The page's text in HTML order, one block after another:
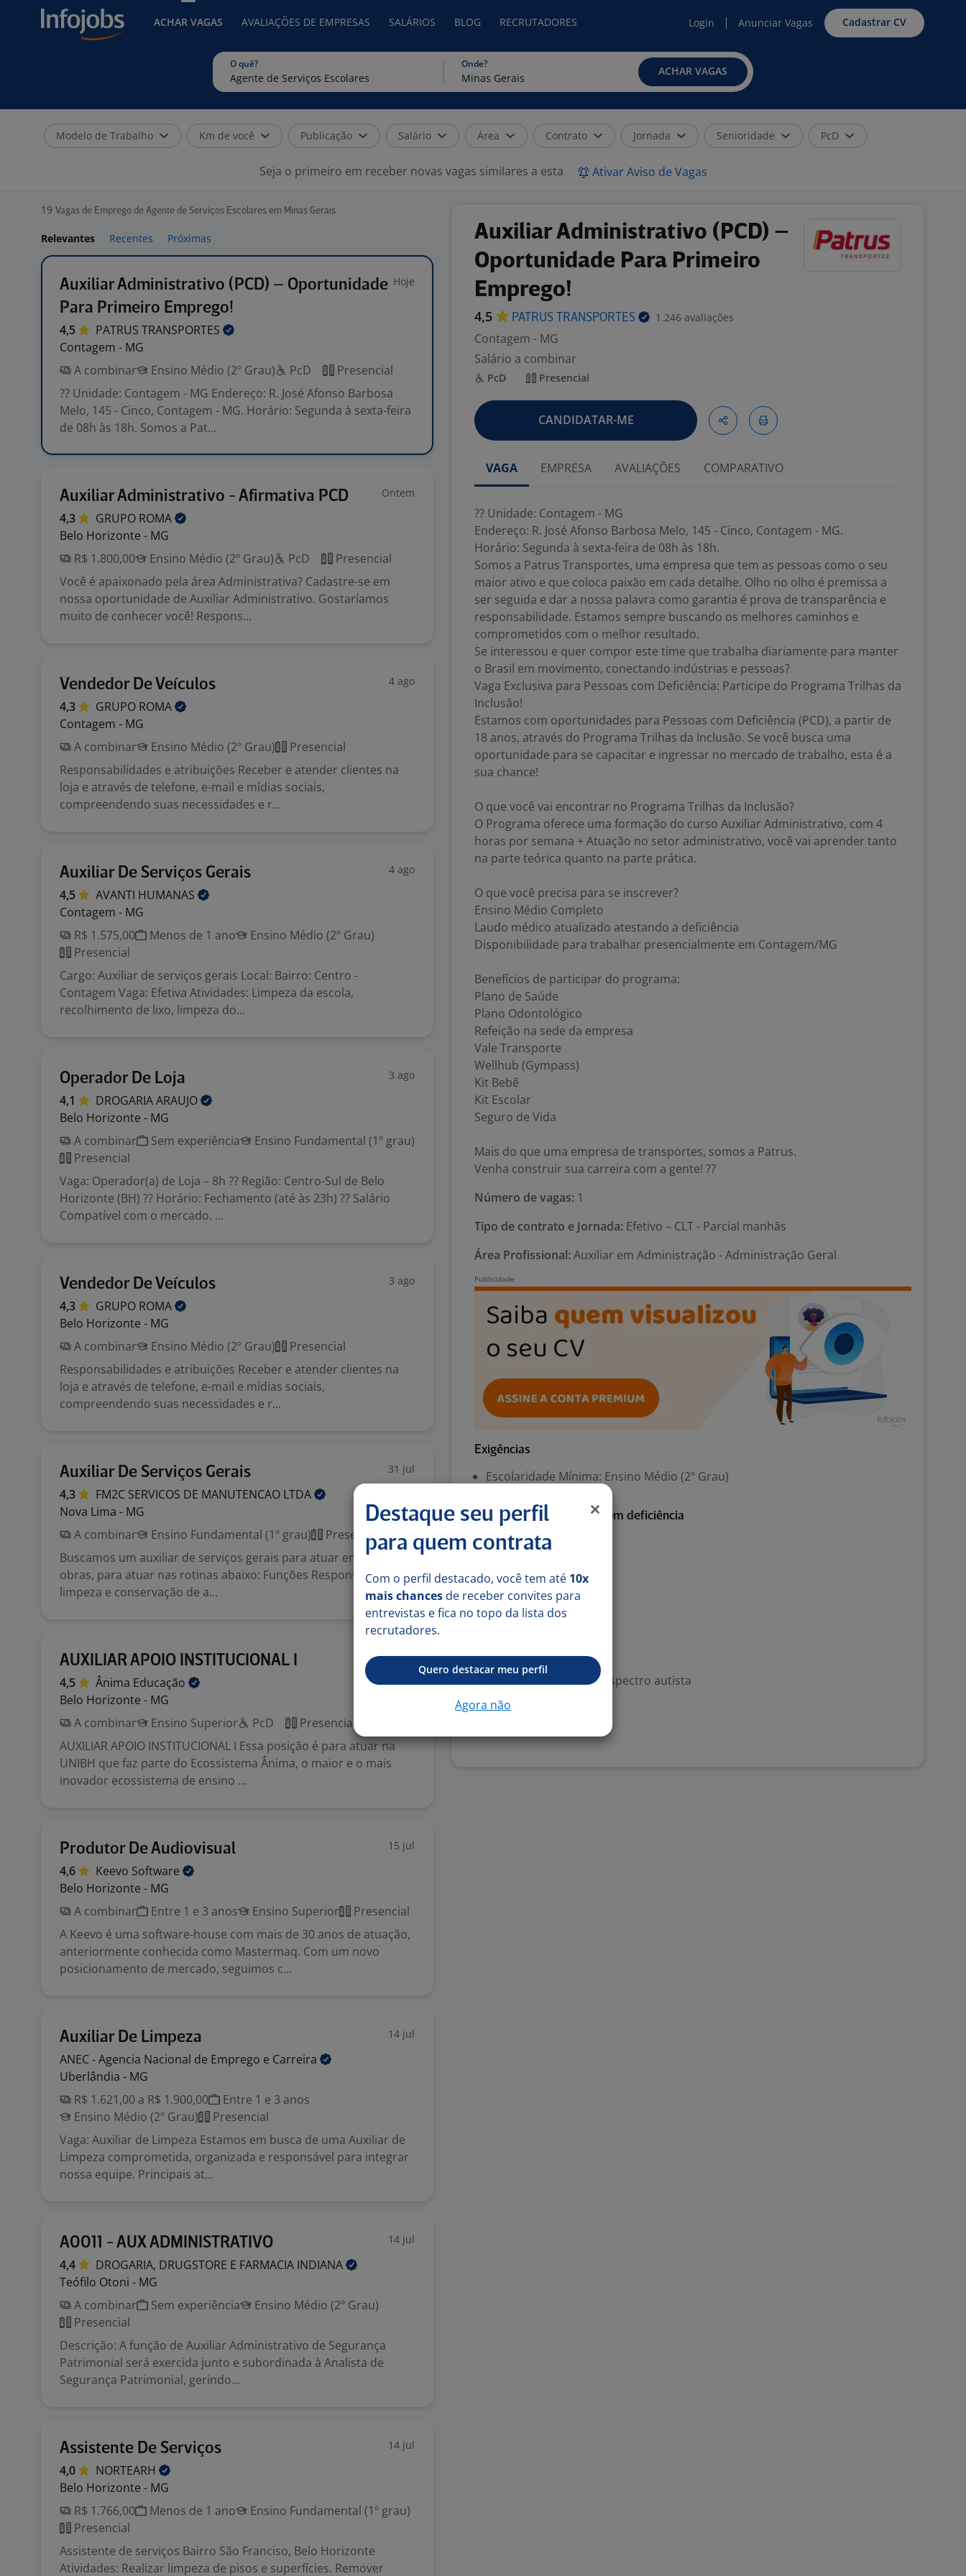
ACHAR VAGAS AVALIAÇÕES DE EMPRESAS SALÁRIOS BLOG RECRUTADORES Login Anunciar Vagas Cadastrar CV
O quê? Onde?
ACHAR VAGAS
Modelo de Trabalho Km de você Publicação Salário Área Contrato Jornada Senioridade PcD
Seja o primeiro em receber novas vagas similares a esta Ativar Aviso de Vagas
19 Vagas de Emprego de Agente de Serviços Escolares em Minas Gerais
Relevantes Recentes Próximas
Auxiliar Administrativo (PCD) – Oportunidade
Para Primeiro Emprego!
Hoje
4,5 PATRUS TRANSPORTES
Contagem - MG
A combinar
Ensino Médio (2º Grau) PcD
Presencial
?? Unidade: Contagem - MG Endereço: R. José Afonso Barbosa
Melo, 145 - Cinco, Contagem - MG. Horário: Segunda à sexta-feira
de 08h às 18h. Somos a Pat...
Auxiliar Administrativo - Afirmativa PCD Ontem
4,3 GRUPO ROMA
Belo Horizonte - MG
R$ 1.800,00
Ensino Médio (2º Grau) PcD
Presencial
Você é apaixonado pela área Administrativa? Cadastre-se em
nossa oportunidade de Auxiliar Administrativo. Gostaríamos
muito de conhecer você! Respons...
Vendedor De Veículos 4 ago
4,3 GRUPO ROMA
Contagem - MG
A combinar
Ensino Médio (2º Grau)
Presencial
Responsabilidades e atribuições Receber e atender clientes na
loja e através de telefone, e-mail e mídias sociais,
compreendendo suas necessidades e r...
Auxiliar De Serviços Gerais 4 ago
4,5 AVANTI HUMANAS
Contagem - MG
R$ 1.575,00
Menos de 1 ano
Ensino Médio (2º Grau)
Presencial
Cargo: Auxiliar de serviços gerais Local: Bairro: Centro -
Contagem Vaga: Efetiva Atividades: Limpeza da escola,
recolhimento de lixo, limpeza do...
Operador De Loja 3 ago
4,1 DROGARIAARAUJO
Belo Horizonte - MG
A combinar
Sem experiência
Ensino Fundamental (1º grau)
Presencial
Vaga: Operador(a) de Loja – 8h ?? Região: Centro-Sul de Belo
Horizonte (BH) ?? Horário: Fechamento (até às 23h) ?? Salário
Compatível com o mercado. ...
Vendedor De Veículos 3 ago
4,3 GRUPO ROMA
Belo Horizonte - MG
A combinar
Ensino Médio (2º Grau)
Presencial
Responsabilidades e atribuições Receber e atender clientes na
loja e através de telefone, e-mail e mídias sociais,
compreendendo suas necessidades e r...
Auxiliar De Serviços Gerais 31 jul
4,3 FM2C SERVICOS DE MANUTENCAO LTDA
Nova Lima - MG
A combinar
Ensino Fundamental (1º grau)
Presencial
Buscamos um auxiliar de serviços gerais para atuar em nossas
obras, para atuar nas rotinas abaixo: Funções Responsável pela
limpeza e conservação de a...
AUXILIAR APOIO INSTITUCIONAL I 30 jul
4,5 Ânima Educação
Belo Horizonte - MG
A combinar
Ensino Superior PcD
Presencial
AUXILIAR APOIO INSTITUCIONAL I Essa posição é para atuar na
UNIBH que faz parte do Ecossistema Ânima, o maior e o mais
inovador ecossistema de ensino ...
Produtor De Audiovisual 15 jul
4,6 Keevo Software
Belo Horizonte - MG
A combinar
Entre 1 e 3 anos Ensino Superior
Presencial
A Keevo é uma software-house com mais de 30 anos de atuação,
anteriormente conhecida como Mastermaq. Com um novo
posicionamento de mercado, seguimos c...
Auxiliar De Limpeza 14 jul
ANEC - Agencia Nacional de Emprego e Carreira
Uberlândia - MG
R$ 1.621,00 a R$ 1.900,00
Entre 1 e 3 anos
Ensino Médio (2º Grau)
Presencial
Vaga: Auxiliar de Limpeza Estamos em busca de uma Auxiliar de
Limpeza comprometida, organizada e responsável para integrar
nossa equipe. Principais at...
A0011 - AUX ADMINISTRATIVO 14 jul
4,4 DROGARIA, DRUGSTORE E FARMACIA INDIANA
Teófilo Otoni - MG
A combinar
Sem experiência
Ensino Médio (2º Grau)
Presencial
Descrição: A função de Auxiliar Administrativo de Segurança
Patrimonial será exercida junto e subordinada à Analista de
Segurança Patrimonial, gerindo...
Assistente De Serviços 14 jul
4,0
NORTEARH
Belo Horizonte - MG
R$ 1.766,00
Menos de 1 ano
Ensino Fundamental (1º grau)
Presencial
Assistente de serviços Bairro São Franciso, Belo Horizonte
Atividades: Realizar limpeza de pisos e superfícies. Remover
Auxiliar Administrativo (PCD) –
Oportunidade Para Primeiro
Emprego!
4,5 PATRUS TRANSPORTES 1.246 avaliações
Contagem - MG
Salário a combinar
PcD Presencial
CANDIDATAR-ME
VAGA EMPRESA AVALIAÇÕES COMPARATIVO
?? Unidade: Contagem - MG
Endereço: R. José Afonso Barbosa Melo, 145 - Cinco, Contagem - MG.
Horário: Segunda à sexta-feira de 08h às 18h.
Somos a Patrus Transportes, uma empresa que tem as pessoas como o seu
maior ativo e que coloca paixão em cada detalhe. Olho no olho é premissa a
ser seguida e dar a nossa palavra como garantia é prova de transparência e
responsabilidade. Estamos sempre buscando os melhores caminhos e
comprometidos com o melhor resultado.
Se interessou e quer compor este time que trabalha diariamente para manter
o Brasil em movimento, conectando indústrias e pessoas?
Vaga Exclusiva para Pessoas com Deficiência: Participe do Programa Trilhas da
Inclusão!
Estamos com oportunidades para Pessoas com Deficiência (PCD), a partir de
18 anos, através do Programa Trilhas da Inclusão. Se você busca uma
oportunidade para se capacitar e ingressar no mercado de trabalho, esta é a
sua chance!
O que você vai encontrar no Programa Trilhas da Inclusão?
O Programa oferece uma formação do curso Auxiliar Administrativo, com 4
horas por semana + Atuação no setor administrativo, você vai aprender tanto
na parte teórica quanto na parte prática.
O que você precisa para se inscrever?
Ensino Médio Completo
Laudo médico atualizado atestando a deficiência
Disponibilidade para trabalhar presencialmente em Contagem/MG
Benefícios de participar do programa:
Plano de Saúde
Plano Odontológico
Refeição na sede da empresa
Vale Transporte
Wellhub (Gympass)
Kit Bebê
Kit Escolar
Seguro de Vida
Mais do que uma empresa de transportes, somos a Patrus.
Venha construir sua carreira com a gente! ??
Número de vagas: 1
Tipo de contrato e Jornada: Efetivo – CLT - Parcial manhãs
Área Profissional: Auxiliar em Administração - Administração Geral
Exigências
Escolaridade Mínima: Ensino Médio (2º Grau)
Habilitada para pessoa com deficiência
Auditiva
Física
Mental
Visual
Intelectual
TEA - Transtornos do espectro autista
Destaque seu perfil
para quem contrata
Com o perfil destacado, você tem até 10x
mais chances de receber convites para
entrevistas e fica no topo da lista dos
recrutadores.
Quero destacar meu perfil
Agora não